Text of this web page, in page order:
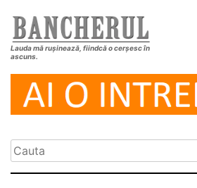
Lauda mă rușinează, fiindcă o cerșesc în
ascuns.